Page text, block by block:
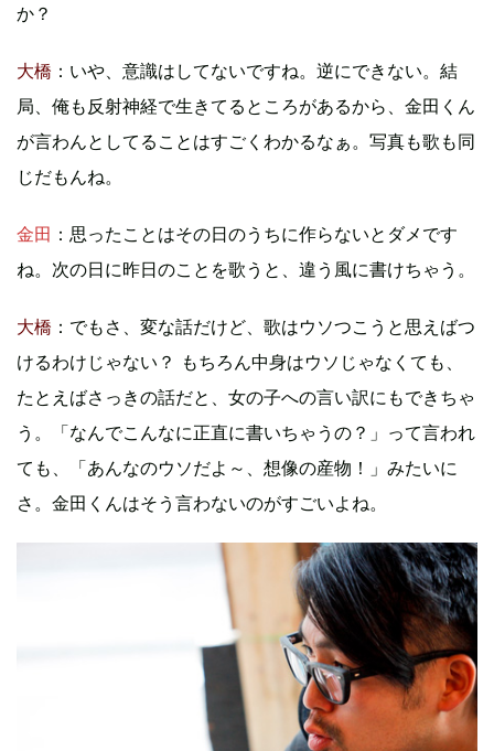
か？
大橋 ：いや、意識はしてないですね。逆にできない。結
局、俺も反射神経で生きてるところがあるから、金田くん
が言わんとしてることはすごくわかるなぁ。写真も歌も同
じだもんね。
金田 ：思ったことはその日のうちに作らないとダメです
ね。次の日に昨日のことを歌うと、違う風に書けちゃう。
大橋 ：でもさ、変な話だけど、歌はウソつこうと思えばつ
けるわけじゃない？ もちろん中身はウソじゃなくても、
たとえばさっきの話だと、女の子への言い訳にもできちゃ
う。「なんでこんなに正直に書いちゃうの？」って言われ
ても、「あんなのウソだよ～、想像の産物！」みたいに
さ。金田くんはそう言わないのがすごいよね。